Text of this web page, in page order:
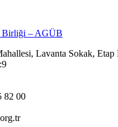
Lavanta Sokak,
82 00